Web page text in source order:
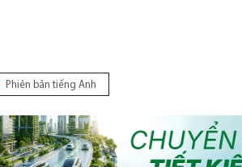
Phiên bản tiếng Anh